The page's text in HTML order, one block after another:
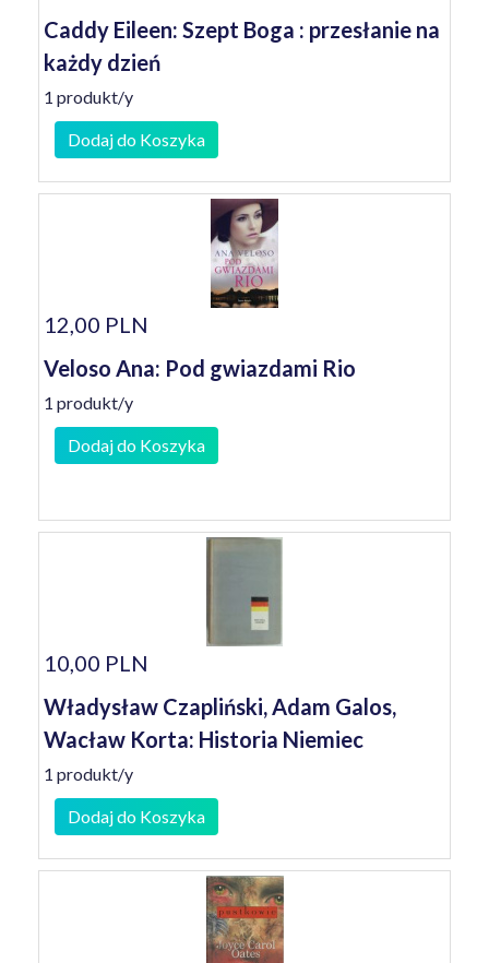
Caddy Eileen: Szept Boga : przesłanie na
każdy dzień
1 produkt/y
Dodaj do Koszyka
12,00 PLN
Veloso Ana: Pod gwiazdami Rio
1 produkt/y
Dodaj do Koszyka
10,00 PLN
Władysław Czapliński, Adam Galos,
Wacław Korta: Historia Niemiec
1 produkt/y
Dodaj do Koszyka